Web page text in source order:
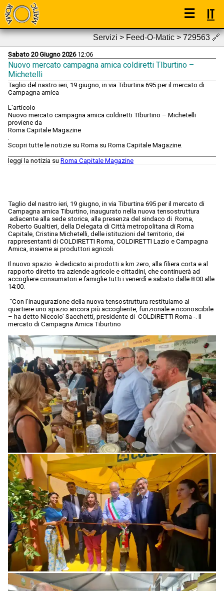
☰ IT
Servizi > Feed-O-Matic > 729563🔗
Sabato 20 Giugno 202612:06
Nuovo mercato campagna amica coldiretti TIburtino –
Michetelli
Taglio del nastro ieri, 19 giugno, in via Tiburtina 695 per il mercato di
Campagna amica
L'articolo
Nuovo mercato campagna amica coldiretti TIburtino – Michetelli
proviene da
Roma Capitale Magazine
.
Scopri tutte le notizie su Roma su Roma Capitale Magazine.
leggi la notizia su Roma Capitale Magazine
Taglio del nastro ieri, 19 giugno, in via Tiburtina 695 per il mercato di
Campagna amica Tiburtino, inaugurato nella nuova tensostruttura
adiacente alla sede storica, alla presenza del sindaco di Roma,
Roberto Gualtieri, della Delegata di Città metropolitana di Roma
Capitale, Cristina Michetelli, delle istituzioni del territorio, dei
rappresentanti di COLDIRETTI Roma, COLDIRETTI Lazio e Campagna
Amica, insieme ai produttori agricoli.
Il nuovo spazio è dedicato ai prodotti a km zero, alla filiera corta e al
rapporto diretto tra aziende agricole e cittadini, che continuerà ad
accogliere consumatori e famiglie tutti i venerdì e sabato dalle 8:00 alle
14:00.
“Con l’inaugurazione della nuova tensostruttura restituiamo al
quartiere uno spazio ancora più accogliente, funzionale e riconoscibile
– ha detto Niccolo’ Sacchetti, presidente di COLDIRETTI Roma -. Il
mercato di Campagna Amica Tiburtino